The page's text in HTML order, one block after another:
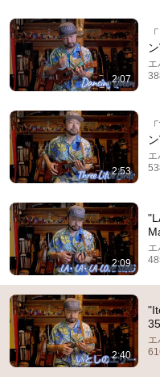
五歳の頃、私は毎日
け、「私の旦那さん
面接で社長室へ入る
よ、まだ僕を覚え
毎日スカッと
New 74K views
『小室等の新 音楽
温故知新BOX • 56K views
2:07
エ
2:53
エ
2:09
エ
2:40
エ